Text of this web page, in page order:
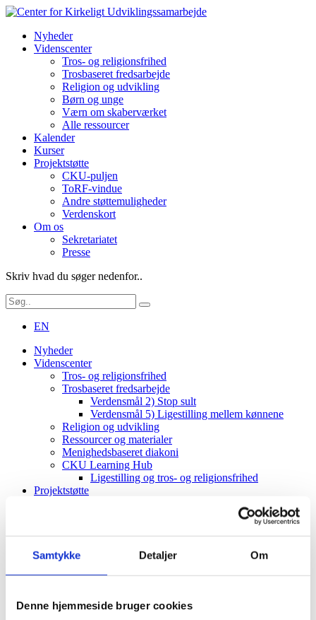
Samtykke Detaljer Om
Denne hjemmeside bruger cookies
Nyheder
Videnscenter
Tros- og religionsfrihed
Trosbaseret fredsarbejde
Religion og udvikling
Børn og unge
Værn om skaberværket
Alle ressourcer
Kalender
Kurser
Projektstøtte
CKU-puljen
ToRF-vindue
Andre støttemuligheder
Verdenskort
Om os
Sekretariatet
Presse
Skriv hvad du søger nedenfor..
EN
Nyheder
Videnscenter
Tros- og religionsfrihed
Trosbaseret fredsarbejde
Verdensmål 2) Stop sult
Verdensmål 5) Ligestilling mellem kønnene
Religion og udvikling
Ressourcer og materialer
Menighedsbaseret diakoni
CKU Learning Hub
Ligestilling og tros- og religionsfrihed
Projektstøtte
Andre støttemuligheder
Verdenskort